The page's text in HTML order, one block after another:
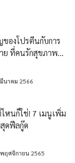
องโปรตีนกับการ
ย ที่คนรักสุขภาพ
นาคม 2566
หนก็ใช่! 7 เมนูเพิ่ม
ดฟีลกู๊ด
ฤศจิกายน 2565